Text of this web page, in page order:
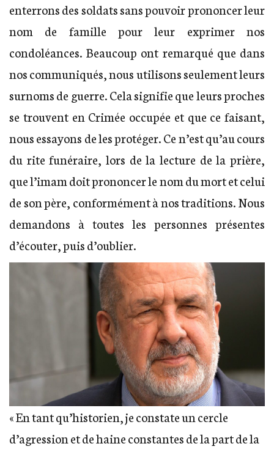
enterrons des soldats sans pouvoir prononcer leur
nom de famille pour leur exprimer nos
condoléances. Beaucoup ont remarqué que dans
nos communiqués, nous utilisons seulement leurs
surnoms de guerre. Cela signifie que leurs proches
se trouvent en Crimée occupée et que ce faisant,
nous essayons de les protéger. Ce n’est qu’au cours
du rite funéraire, lors de la lecture de la prière,
que l’imam doit prononcer le nom du mort et celui
de son père, conformément à nos traditions. Nous
demandons à toutes les personnes présentes
d’écouter, puis d’oublier.
« En tant qu’historien, je constate un cercle
d’agression et de haine constantes de la part de la